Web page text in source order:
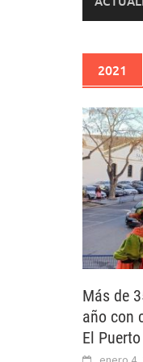
2021
Más de
año con
El Puerto